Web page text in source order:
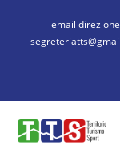
email